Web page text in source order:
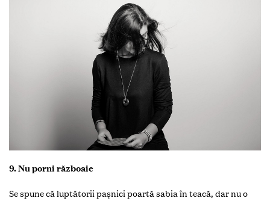
9. Nu porni războaie
Se spune că luptătorii pașnici poartă sabia în teacă, dar nu o